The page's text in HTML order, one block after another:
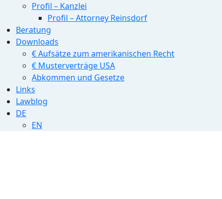
Profil – Kanzlei
Profil – Attorney Reinsdorf
Beratung
Downloads
€ Aufsätze zum amerikanischen Recht
€ Musterverträge USA
Abkommen und Gesetze
Links
Lawblog
DE
EN